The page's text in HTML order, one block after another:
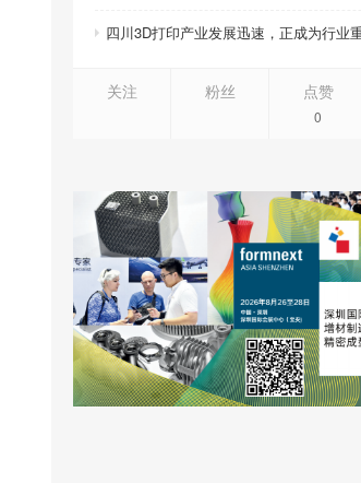
四川3D打印产业发展迅速，正成为行业
关注 粉丝 点赞
0